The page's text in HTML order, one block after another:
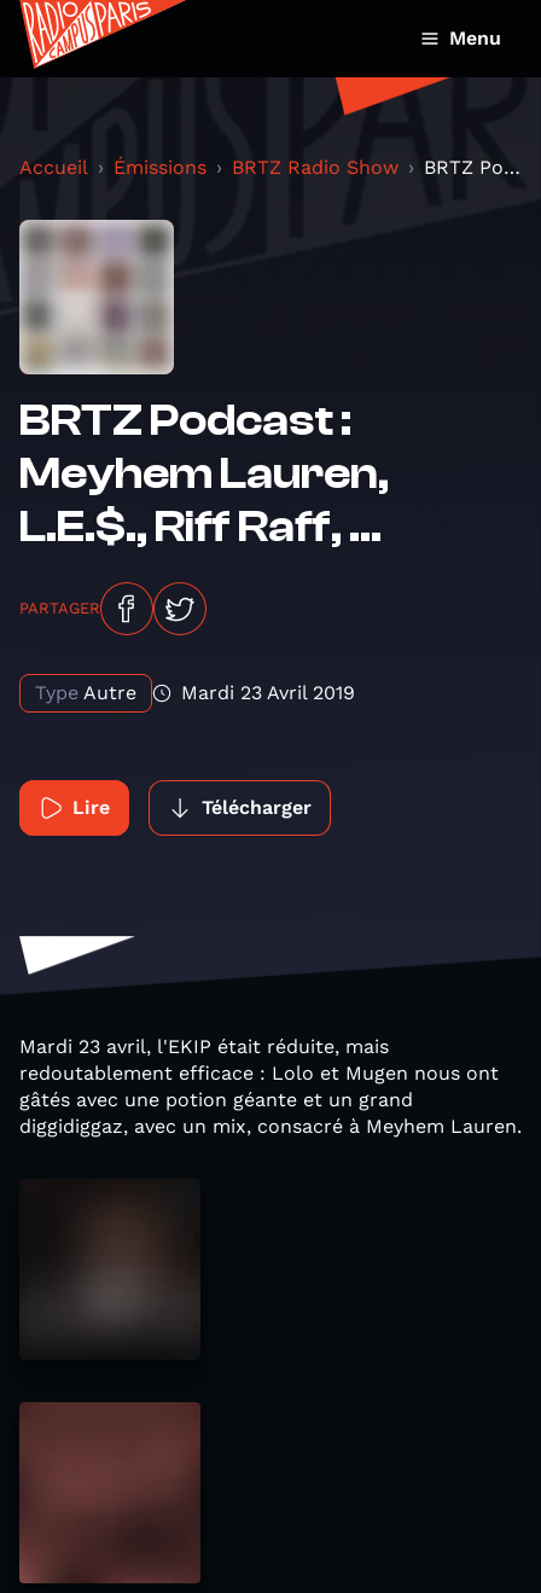
Menu
Accueil Émissions BRTZ Radio Show BRTZ Podcast : Meyhem Lauren, L.E.$., Riff Raff, ....
BRTZ Podcast :
Meyhem Lauren,
L.E.$., Riff Raff, ...
PARTAGER
Type Autre Mardi 23 Avril 2019
Lire Télécharger
Mardi 23 avril, l'EKIP était réduite, mais
redoutablement efficace : Lolo et Mugen nous ont
gâtés avec une potion géante et un grand
diggidiggaz, avec un mix, consacré à Meyhem Lauren.